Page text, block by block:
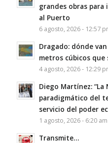
grandes obras para
al Puerto
6 agosto, 2026 - 12:57
Dragado: dónde
metros cúbicos que
4 agosto, 2026 - 12:29
Diego Martínez: “La
paradigmático del
servicio del poder
1 agosto, 2026 - 6:20 am
Transmite…